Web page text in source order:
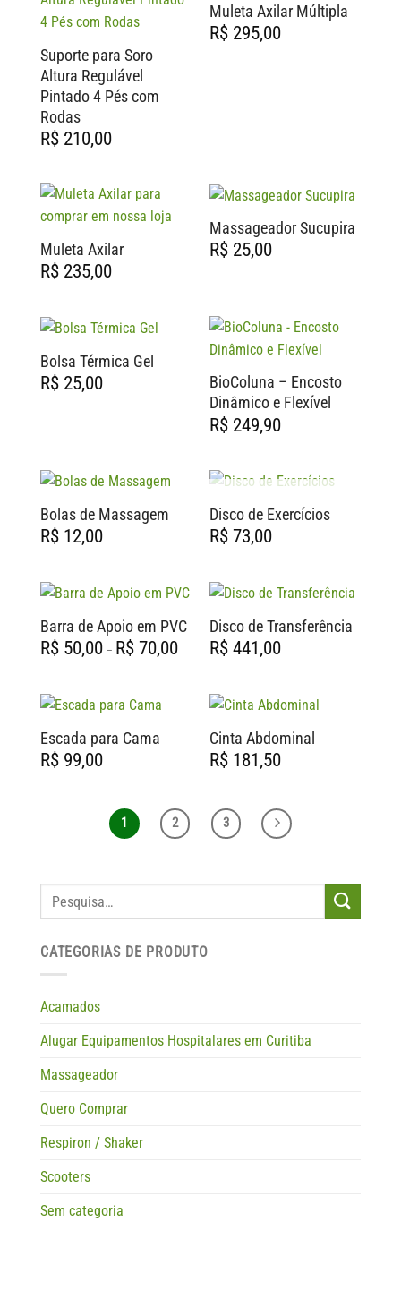
Pesquisar
CATEGORIAS DE PRODUTO
Acamados
Alugar Equipamentos Hospitalares em Curitiba
Massageador
Quero Comprar
Respiron / Shaker
Scooters
Sem categoria
Suporte para Soro
Altura Regulável
Pintado 4 Pés com
Rodas
R$210,00
Muleta Axilar Múltipla
R$295,00
Muleta Axilar
R$235,00
Massageador Sucupira
R$25,00
Bolsa Térmica Gel
R$25,00
BioColuna – Encosto
Dinâmico e Flexível
R$249,90
Bolas de Massagem
R$12,00
FORA DE ESTOQUE
Disco de Exercícios
R$73,00
Barra de Apoio em PVC
R$50,00 – R$70,00Faixa
de
R$ 70,00
Disco de Transferência
R$441,00
Escada para Cama
R$99,00
Cinta Abdominal
R$181,50
1 2 3